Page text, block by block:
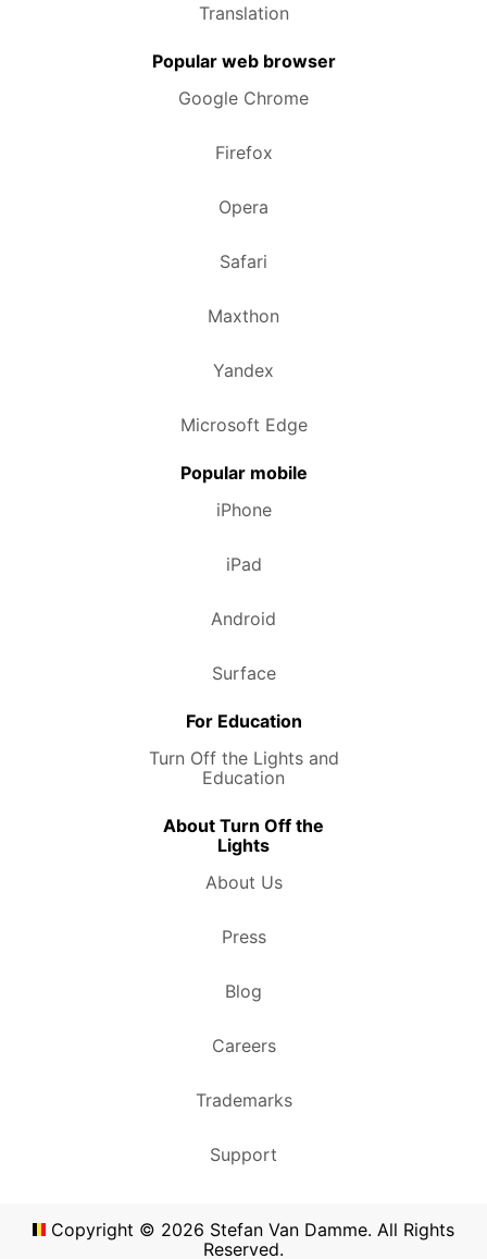
Translation
Popular web browser
Google Chrome
Firefox
Opera
Safari
Maxthon
Yandex
Microsoft Edge
Popular mobile
iPhone
iPad
Android
Surface
For Education
Turn Off the Lights and
Education
About Turn Off the
Lights
About Us
Press
Blog
Careers
Trademarks
Support
Copyright © 2026 Stefan Van Damme. All Rights
Reserved.